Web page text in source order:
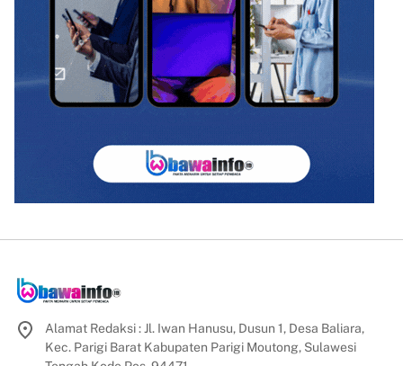
Alamat Redaksi : Jl. Iwan Hanusu, Dusun 1, Desa Baliara,
Kec. Parigi Barat Kabupaten Parigi Moutong, Sulawesi